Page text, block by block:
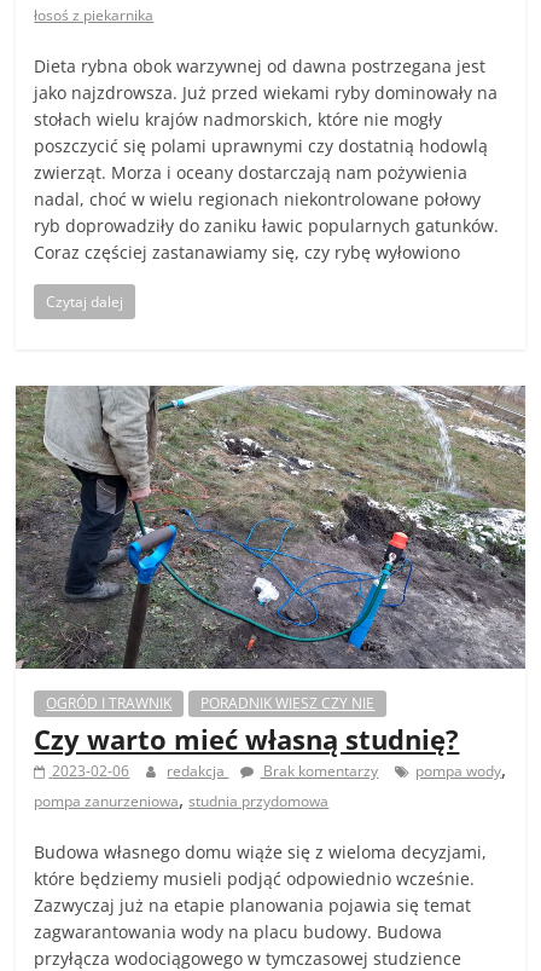
łosoś z piekarnika
Dieta rybna obok warzywnej od dawna postrzegana jest
jako najzdrowsza. Już przed wiekami ryby dominowały na
stołach wielu krajów nadmorskich, które nie mogły
poszczycić się polami uprawnymi czy dostatnią hodowlą
zwierząt. Morza i oceany dostarczają nam pożywienia
nadal, choć w wielu regionach niekontrolowane połowy
ryb doprowadziły do zaniku ławic popularnych gatunków.
Coraz częściej zastanawiamy się, czy rybę wyłowiono
Czytaj dalej
OGRÓD I TRAWNIK PORADNIK WIESZ CZY NIE
Czy warto mieć własną studnię?
2023-02-06 redakcja Brak komentarzy pompa wody,
pompa zanurzeniowa,studnia przydomowa
Budowa własnego domu wiąże się z wieloma decyzjami,
które będziemy musieli podjąć odpowiednio wcześnie.
Zazwyczaj już na etapie planowania pojawia się temat
zagwarantowania wody na placu budowy. Budowa
przyłącza wodociągowego w tymczasowej studzience